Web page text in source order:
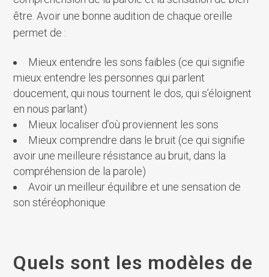
être. Avoir une bonne audition de chaque oreille
permet de :
Mieux entendre les sons faibles (ce qui signifie
mieux entendre les personnes qui parlent
doucement, qui nous tournent le dos, qui s’éloignent
en nous parlant)
Mieux localiser d’où proviennent les sons
Mieux comprendre dans le bruit (ce qui signifie
avoir une meilleure résistance au bruit, dans la
compréhension de la parole)
Avoir un meilleur équilibre et une sensation de
son stéréophonique
Quels sont les modèles de